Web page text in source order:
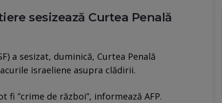
sesizează Curtea Penală
a sesizat, duminică, Curtea Penală
israeliene asupra clădirii.
fi ”crime de război”, informează AFP.